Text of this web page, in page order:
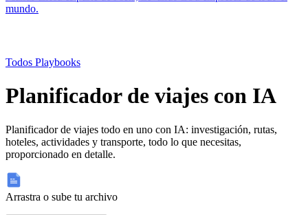
mundo.
Todos Playbooks
Planificador de viajes con IA
Planificador de viajes todo en uno con IA: investigación, rutas,
hoteles, actividades y transporte, todo lo que necesitas,
proporcionado en detalle.
Arrastra o sube tu archivo